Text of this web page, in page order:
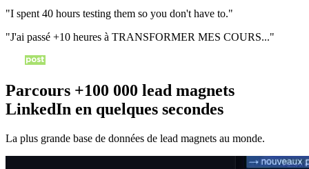
"I spent 40 hours testing them so you don't have to."
"J'ai passé +10 heures à TRANSFORMER MES COURS..."
Parcours +100 000 lead magnets
LinkedIn en quelques secondes
La plus grande base de données de lead magnets au monde.